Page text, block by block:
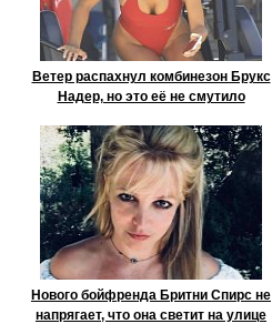
Ветер распахнул комбинезон Брукс
Надер, но это её не смутило
Нового бойфренда Бритни Спирс не
напрягает, что она светит на улице